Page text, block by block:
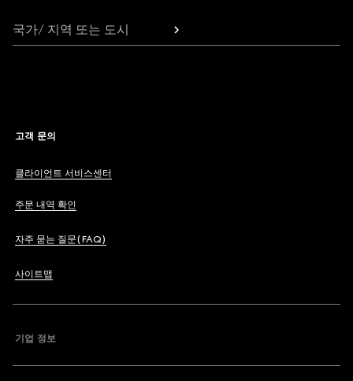
국가/ 지역 또는 도시
고객 문의
클라이언트 서비스센터
주문 내역 확인
자주 묻는 질문(FAQ)
사이트맵
기업 정보